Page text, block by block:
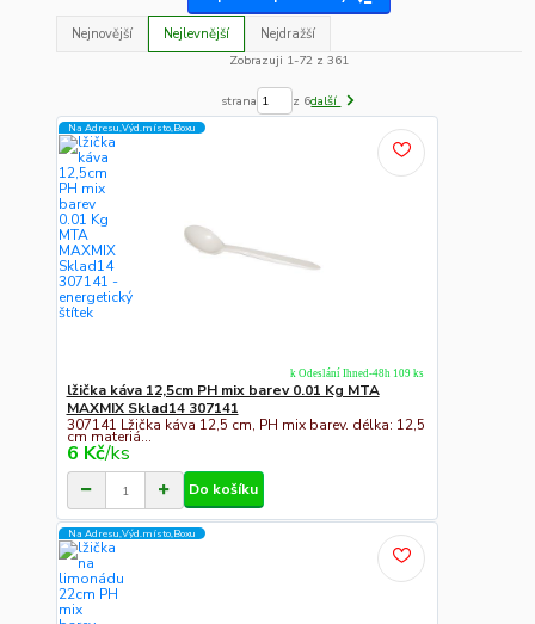
Nejnovější Nejlevnější
Nejdražší
Zobrazuji 1-72 z 361
strana z 6další
Na Adresu,Výd.místo,Boxu
lžička káva 12,5cm PH mix barev 0.01 Kg MTA
MAXMIX Sklad14 307141
307141 Lžička káva 12,5 cm, PH mix barev. délka: 12,5
cm materiá...
6 Kč/ks
k Odeslání Ihned-48h 109 ks
Do košíku
Na Adresu,Výd.místo,Boxu